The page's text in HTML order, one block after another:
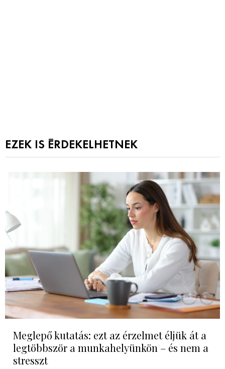
EZEK IS ÉRDEKELHETNEK
Meglepő kutatás: ezt az érzelmet éljük át a
legtöbbször a munkahelyünkön – és nem a
stresszt